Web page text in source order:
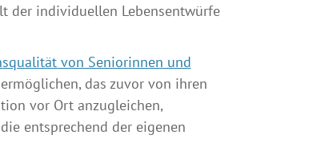
der individuellen Lebensentwürfe
von Seniorinnen und
das zuvor von ihren
vor Ort anzugleichen,
entsprechend der eigenen